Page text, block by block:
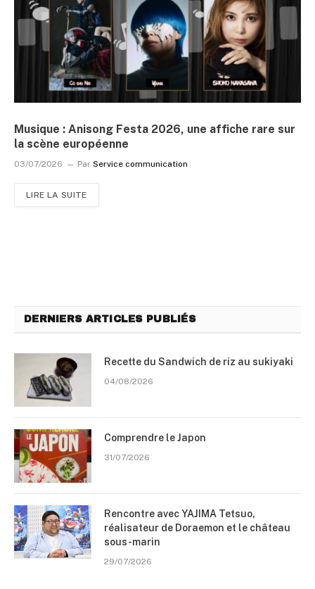
Musique : Anisong Festa 2026, une affiche rare sur
la scène européenne
03/07/2026 Par Service communication
LIRE LA SUITE
DERNIERS ARTICLES PUBLIÉS
Recette du Sandwich de riz au sukiyaki
04/08/2026
Comprendre le Japon
31/07/2026
Rencontre avec YAJIMA Tetsuo,
réalisateur de Doraemon et le château
sous-marin
29/07/2026